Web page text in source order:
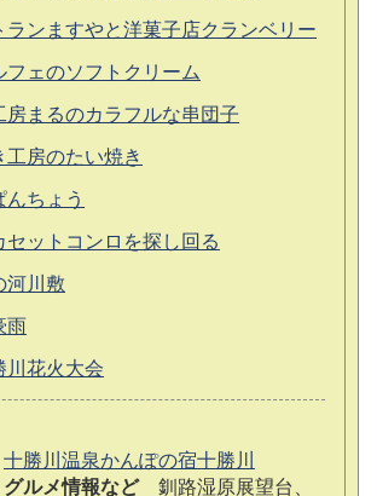
ランますやと洋菓子店クランベリー
フェのソフトクリーム
房まるのカラフルな串団子
工房のたい焼き
んちょう
セットコンロを探し回る
河川敷
雨
川花火大会
十勝川温泉かんぽの宿十勝川
ルメ情報など釧路湿原展望台、